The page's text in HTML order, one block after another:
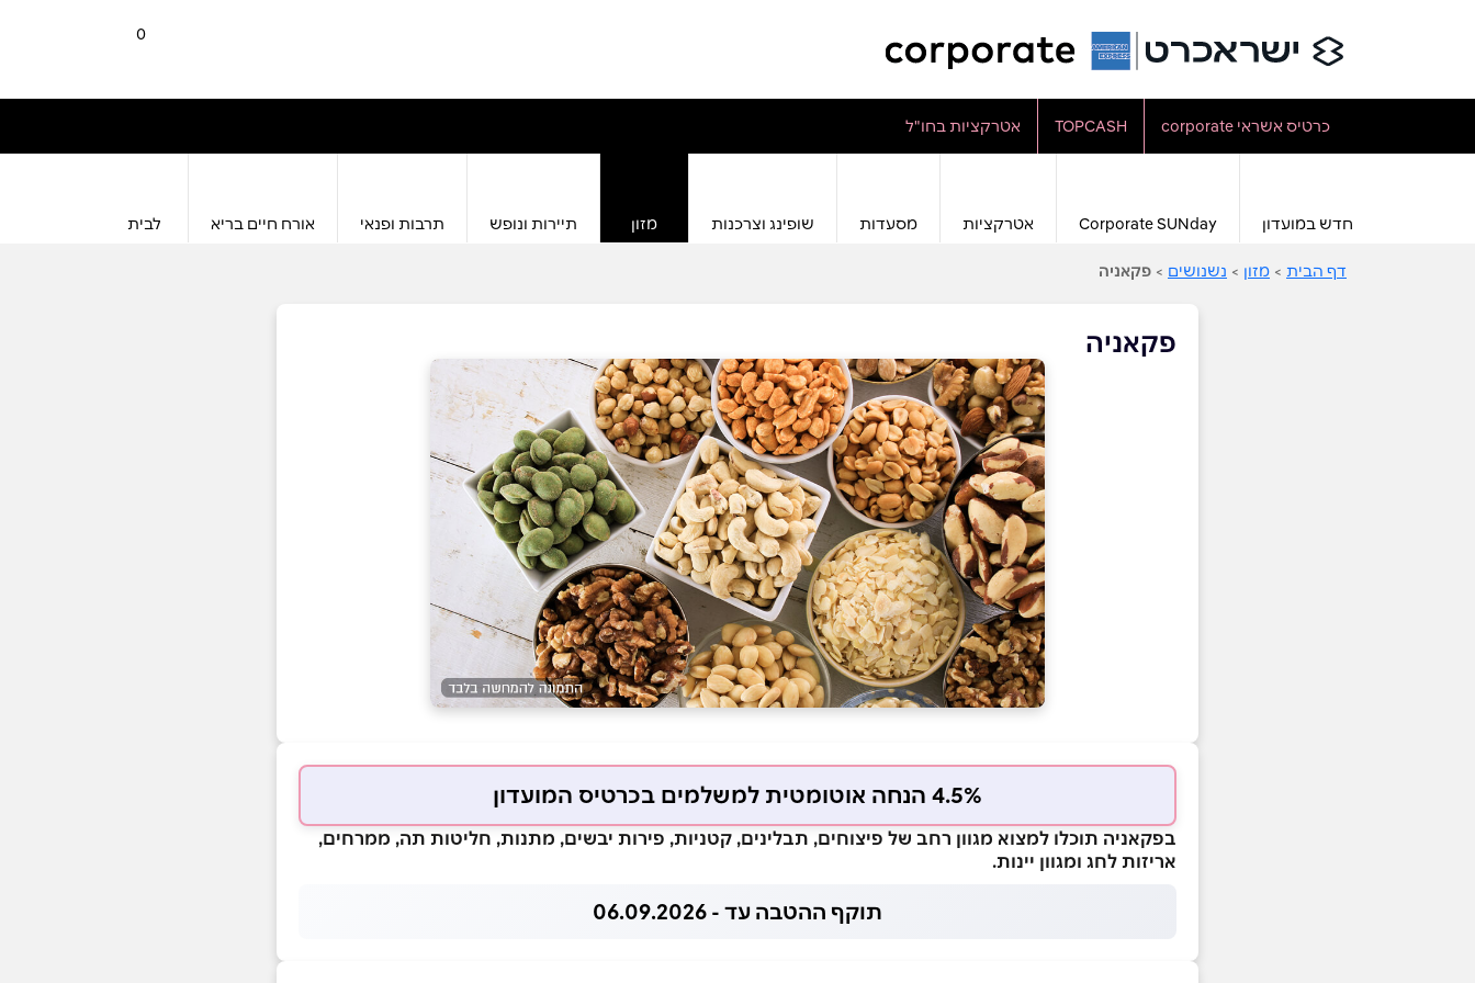
0
כרטיס אשראי corporate TOPCASH אטרקציות בחו"ל
חדש במועדון Corporate SUNday אטרקציות מסעדות שופינג וצרכנות מזון תיירות ונופש תרבות ופנאי אורח חיים בריא לבית
דף הבית > מזון > נשנושים > פקאניה
פקאניה
4.5% הנחה אוטומטית למשלמים בכרטיס המועדון
בפקאניה תוכלו למצוא מגוון רחב של פיצוחים, תבלינים, קטניות, פירות יבשים, מתנות, חליטות תה, ממרחים,
אריזות לחג ומגוון יינות.
תוקף ההטבה עד - 06.09.2026